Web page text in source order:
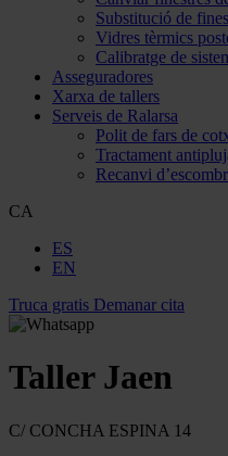
Substitució de
Vidres tèrmics
Calibratge de
Asseguradores
Xarxa de tallers
Serveis de Ralarsa
Polit de fars de
Tractament
Recanvi
CA
ES
EN
Truca gratis Demanar cita
Taller Jaen
C/ CONCHA ESPINA 14